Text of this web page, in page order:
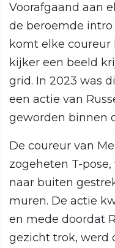
Voorafgaand aan
de beroemde
komt elke coureur
kijker een beeld
grid. In 2023 was
een actie van
geworden binnen
De coureur van
zogeheten T-
naar buiten
muren. De actie
en mede doordat
gezicht trok, werd